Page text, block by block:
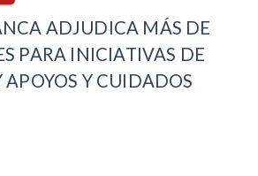
ADJUDICA MÁS DE
PARA INICIATIVAS DE
Y CUIDADOS